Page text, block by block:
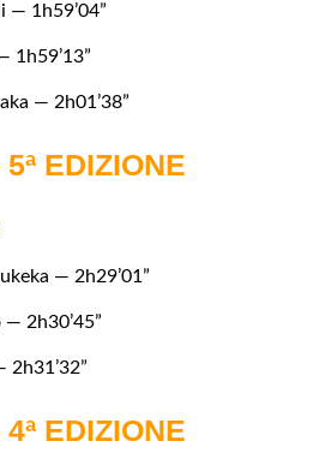
— 1h59’04”
1h59’13”
— 2h01’38”
EDIZIONE
— 2h29’01”
2h30’45”
EDIZIONE